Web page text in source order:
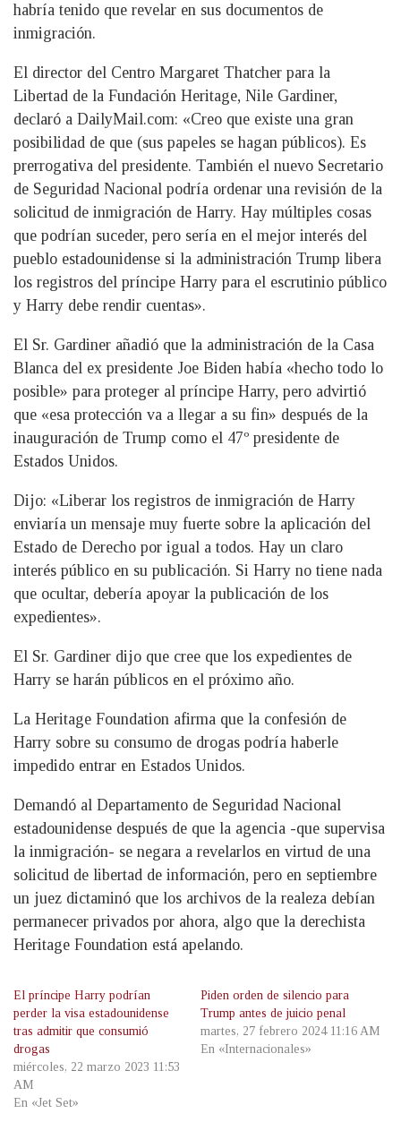
habría tenido que revelar en sus documentos de
inmigración.
El director del Centro Margaret Thatcher para la
Libertad de la Fundación Heritage, Nile Gardiner,
declaró a DailyMail.com: «Creo que existe una gran
posibilidad de que (sus papeles se hagan públicos). Es
prerrogativa del presidente. También el nuevo Secretario
de Seguridad Nacional podría ordenar una revisión de la
solicitud de inmigración de Harry. Hay múltiples cosas
que podrían suceder, pero sería en el mejor interés del
pueblo estadounidense si la administración Trump libera
los registros del príncipe Harry para el escrutinio público
y Harry debe rendir cuentas».
El Sr. Gardiner añadió que la administración de la Casa
Blanca del ex presidente Joe Biden había «hecho todo lo
posible» para proteger al príncipe Harry, pero advirtió
que «esa protección va a llegar a su fin» después de la
inauguración de Trump como el 47º presidente de
Estados Unidos.
Dijo: «Liberar los registros de inmigración de Harry
enviaría un mensaje muy fuerte sobre la aplicación del
Estado de Derecho por igual a todos. Hay un claro
interés público en su publicación. Si Harry no tiene nada
que ocultar, debería apoyar la publicación de los
expedientes».
El Sr. Gardiner dijo que cree que los expedientes de
Harry se harán públicos en el próximo año.
La Heritage Foundation afirma que la confesión de
Harry sobre su consumo de drogas podría haberle
impedido entrar en Estados Unidos.
Demandó al Departamento de Seguridad Nacional
estadounidense después de que la agencia -que supervisa
la inmigración- se negara a revelarlos en virtud de una
solicitud de libertad de información, pero en septiembre
un juez dictaminó que los archivos de la realeza debían
permanecer privados por ahora, algo que la derechista
Heritage Foundation está apelando.
El príncipe Harry podrían
perder la visa estadounidense
tras admitir que consumió
drogas
miércoles, 22 marzo 2023 11:53
AM
En «Jet Set»
Piden orden de silencio para
Trump antes de juicio penal
martes, 27 febrero 2024 11:16 AM
En «Internacionales»